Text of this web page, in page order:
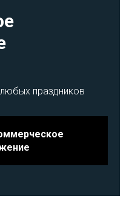
праздников